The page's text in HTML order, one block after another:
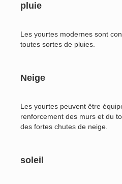
pluie
Les yourtes modernes sont
toutes sortes de pluies.
Neige
Les yourtes peuvent être
renforcement des murs et du
des fortes chutes de neige.
soleil